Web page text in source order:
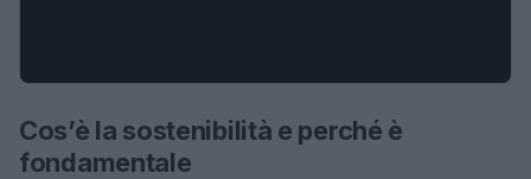
Cos’è la sostenibilità e perché è
fondamentale